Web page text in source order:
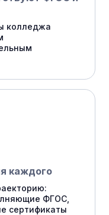
колледжа
каждого
ФГОС,
сертификаты